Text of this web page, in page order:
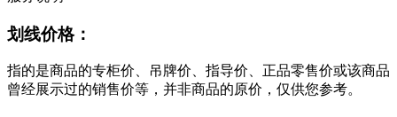
划线价格：
指的是商品的专柜价、吊牌价、指导价、正品零售价或该商品
曾经展示过的销售价等，并非商品的原价，仅供您参考。